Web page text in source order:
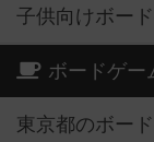
子供向けボー
ボードゲー
東京都のボー